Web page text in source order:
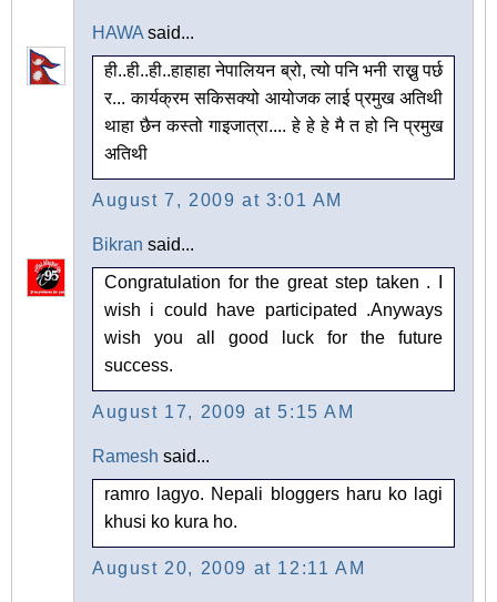
HAWA said...
ही..ही..ही..हाहाहा नेपालियन ब्रो, त्यो पनि भनी राख्नु पर्छ
र... कार्यक्रम सकिसक्यो आयोजक लाई प्रमुख अतिथी
थाहा छैन कस्तो गाइजात्रा.... हे हे हे मै त हो नि प्रमुख
अतिथी
August 7, 2009 at 3:01 AM
Bikran said...
Congratulation for the great step taken . I
wish i could have participated .Anyways
wish you all good luck for the future
success.
August 17, 2009 at 5:15 AM
Ramesh said...
ramro lagyo. Nepali bloggers haru ko lagi
khusi ko kura ho.
August 20, 2009 at 12:11 AM